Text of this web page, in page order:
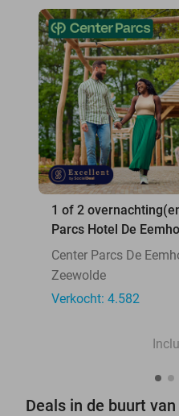
1 of 2
Parcs Hotel De
Center Parcs De
Zeewolde
Verkocht: 4.582
Deals in de buurt